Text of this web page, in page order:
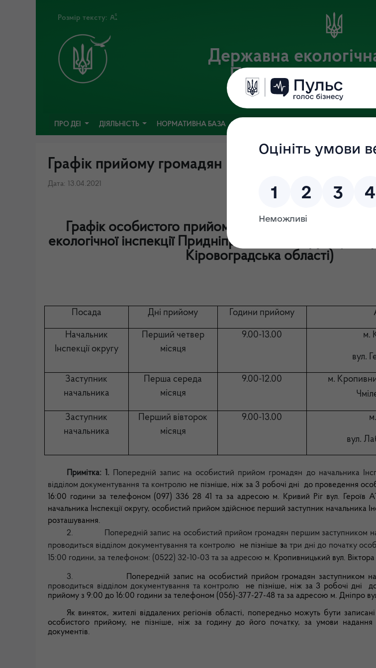
Розмір тексту:
Державна
Офіційний веб-портал Державної екологічної
ПРО ДЕІ ДІЯЛЬНІСТЬ НОРМАТИВНА БАЗА
Графік прийому громадян
Дата: 13.04.2021
Графік особистого прийому громадян
екологічної інспекції Придніпровського округу
Кіровоградська області)
Посада Дні прийому Години прийому
Начальник
Інспекції округу
Перший четвер
місяця
9.00-13.00 м.
вул.
Заступник
начальника
Перша середа
місяця
9.00-12.00 м.
Заступник
начальника
Перший вівторок
місяця
9.00-13.00
вул.
Примітка: 1.
Попередній запис на особистий прийом громадян до начальника
відділом документування та контролю не пізніше, ніж за 3 робочі дні до проведення
16:00 години за телефоном (097) 336 28 41 та за адресою м. Кривий Ріг вул. Героїв
начальника Інспекції округу, особистий прийом здійснює перший заступник начальника
розташування.
2.
Попередній запис на особистий прийом громадян першим заступником
проводиться відділом документування та контролю не пізніше за три дні до початку
15:00 години, за телефоном: (0522) 32-10-03 та за адресою м. Кропивницький вул.
3.
Попередній запис на особистий прийом громадян заступником
проводиться відділом документування та контролю не пізніше, ніж за 3 робочі дні
прийому з 9:00 до 16:00 години за телефоном (056)-377-27-48 та за адресою м. Дніпро
Як виняток, жителі віддалених регіонів області, попередньо можуть бути
особистого прийому, не пізніше, ніж за годину до його початку, за умови
документів.